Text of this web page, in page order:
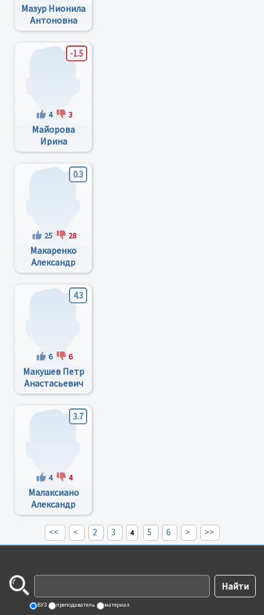
Мазур Нионила
Антоновна
-1.5
4 3
Майорова
Ирина
Александровна
0.3
25 28
Макаренко
Александр
Евгеньевич
4.3
6 6
Макушев Петр
Анастасьевич
3.7
4 4
Малаксиано
Александр
Антоньевич
<< < 2 3 4 5 6 > >>
ВУЗ преподаватель материал